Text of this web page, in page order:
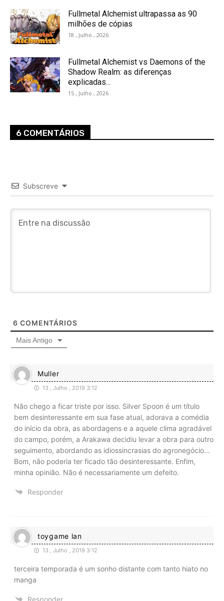
Fullmetal Alchemist ultrapassa as 90
milhões de cópias
18 , Julho , 2026
Fullmetal Alchemist vs Daemons of the
Shadow Realm: as diferenças
explicadas...
15 , Julho , 2026
6 COMENTÁRIOS
Subscreve
6 COMENTÁRIOS
Mais Antigo
Muller
13 , Julho , 2019 3:12
Não chego a ficar triste por isso. Silver Spoon é um título
bem desinteressante em sua fase atual, adorava a comédia
do início da obra, as abordagens e a aquele clima agradável
do campo, porém, a Arakawa decidiu levar a obra para outro
seguimento, abordando as idiossincrasias do agronegócio…
Bom, não poderia ter ficado tão desinteressante. Enfim,
minha opinião. Não é necessariamente um defeito.
Responder
toygame lan
13 , Julho , 2019 3:12
terceira temporada é um sonho distante com tanto hiato no
manga
Responder